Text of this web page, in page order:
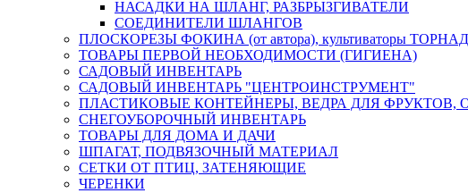
НАСАДКИ НА ШЛАНГ, РАЗБРЫЗГИВАТЕЛИ
СОЕДИНИТЕЛИ ШЛАНГОВ
ПЛОСКОРЕЗЫ ФОКИНА (от автора), культиваторы
ТОВАРЫ ПЕРВОЙ НЕОБХОДИМОСТИ (ГИГИЕНА)
САДОВЫЙ ИНВЕНТАРЬ
САДОВЫЙ ИНВЕНТАРЬ "ЦЕНТРОИНСТРУМЕНТ"
ПЛАСТИКОВЫЕ КОНТЕЙНЕРЫ, ВЕДРА ДЛЯ ФРУКТОВ,
СНЕГОУБОРОЧНЫЙ ИНВЕНТАРЬ
ТОВАРЫ ДЛЯ ДОМА И ДАЧИ
ШПАГАТ, ПОДВЯЗОЧНЫЙ МАТЕРИАЛ
СЕТКИ ОТ ПТИЦ, ЗАТЕНЯЮЩИЕ
ЧЕРЕНКИ